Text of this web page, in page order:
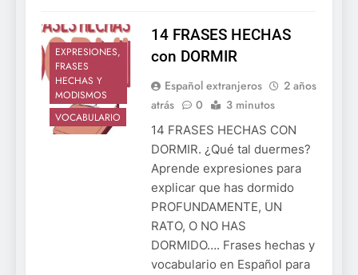
EXPRESIONES,
FRASES
HECHAS Y
MODISMOS
VOCABULARIO
14 FRASES HECHAS
con DORMIR
Español extranjeros
2 años
atrás
0 3 minutos
14 FRASES HECHAS CON
DORMIR. ¿Qué tal duermes?
Aprende expresiones para
explicar que has dormido
PROFUNDAMENTE, UN
RATO, O NO HAS
DORMIDO…. Frases hechas y
vocabulario en Español para